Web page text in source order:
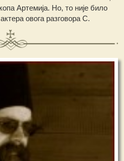
Артемија. Но, то није било
овога разговора С.